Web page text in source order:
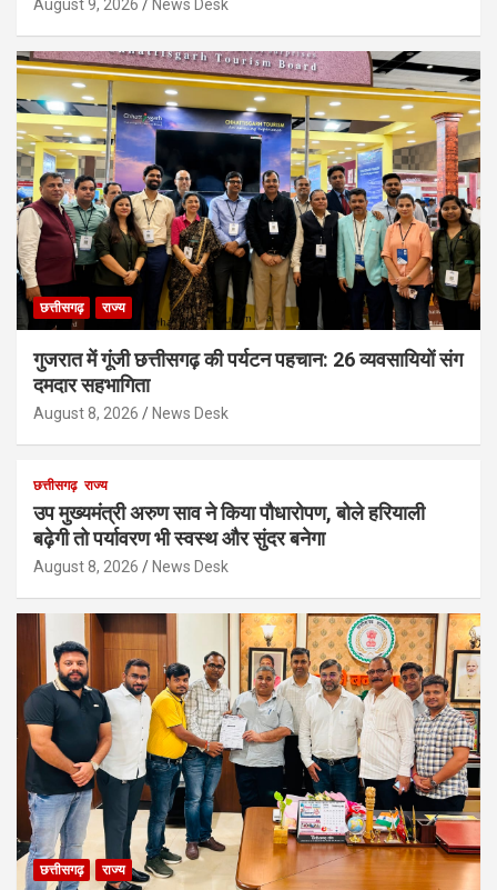
August 9, 2026 News Desk
छत्तीसगढ़ राज्य
गुजरात में गूंजी छत्तीसगढ़ की पर्यटन पहचान: 26 व्यवसायियों संग
दमदार सहभागिता
August 8, 2026 News Desk
छत्तीसगढ़ राज्य
उप मुख्यमंत्री अरुण साव ने किया पौधारोपण, बोले हरियाली
बढ़ेगी तो पर्यावरण भी स्वस्थ और सुंदर बनेगा
August 8, 2026 News Desk
छत्तीसगढ़ राज्य